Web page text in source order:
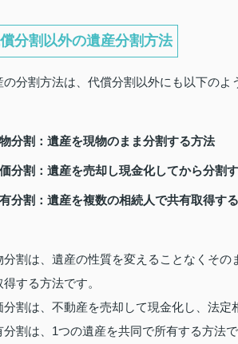
分割以外の遺産分割方法
の分割方法は、代償分割以外にも以下のよ
分割：遺産を現物のまま分割する方法
分割：遺産を売却し現金化してから分割
分割：遺産を複数の相続人で共有取得す
分割は、遺産の性質を変えることなくそ
得する方法です。
分割は、不動産を売却して現金化し、法定
分割は、1つの遺産を共同で所有する方法